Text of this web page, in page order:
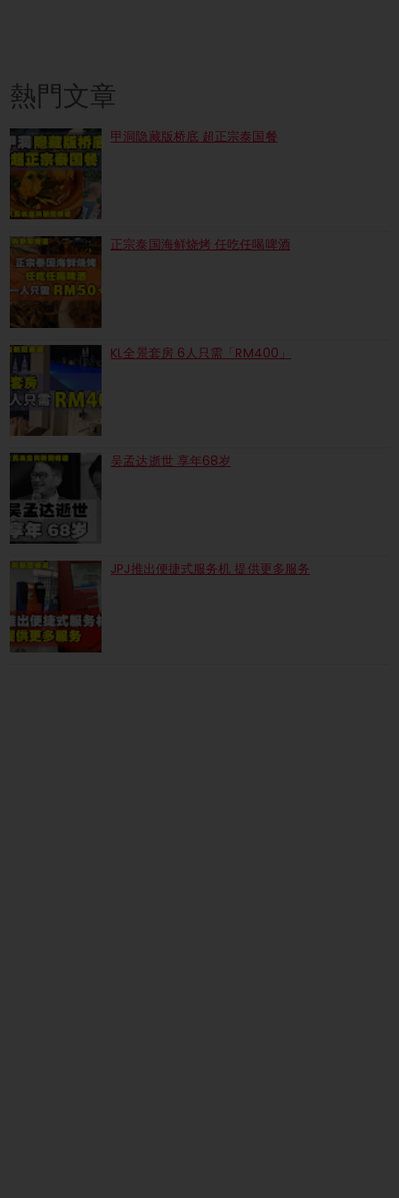
熱門文章
甲洞隐藏版桥底 超正宗泰国餐
正宗泰国海鲜烧烤 任吃任喝啤酒
KL全景套房 6人只需「RM400」
吴孟达逝世 享年68岁
JPJ推出便捷式服务机 提供更多服务